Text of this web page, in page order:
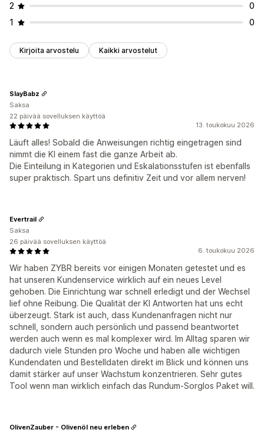
2
0
1
0
Kirjoita arvostelu Kaikki arvostelut
13. toukokuu 2026
Läuft alles! Sobald die Anweisungen richtig eingetragen sind
nimmt die KI einem fast die ganze Arbeit ab.
Die Einteilung in Kategorien und Eskalationsstufen ist ebenfalls
super praktisch. Spart uns definitiv Zeit und vor allem nerven!
SlayBabz
Saksa
22 päivää sovelluksen käyttöä
6. toukokuu 2026
Wir haben ZYBR bereits vor einigen Monaten getestet und es
hat unseren Kundenservice wirklich auf ein neues Level
gehoben. Die Einrichtung war schnell erledigt und der Wechsel
lief ohne Reibung. Die Qualität der KI Antworten hat uns echt
überzeugt. Stark ist auch, dass Kundenanfragen nicht nur
schnell, sondern auch persönlich und passend beantwortet
werden auch wenn es mal komplexer wird. Im Alltag sparen wir
dadurch viele Stunden pro Woche und haben alle wichtigen
Kundendaten und Bestelldaten direkt im Blick und können uns
damit stärker auf unser Wachstum konzentrieren. Sehr gutes
Tool wenn man wirklich einfach das Rundum-Sorglos Paket will.
Evertrail
Saksa
26 päivää sovelluksen käyttöä
OlivenZauber - Olivenöl neu erleben